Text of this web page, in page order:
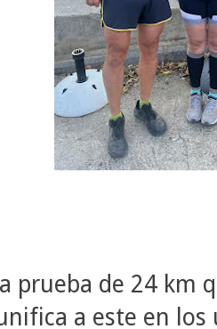
prueba de 24 km
a este en